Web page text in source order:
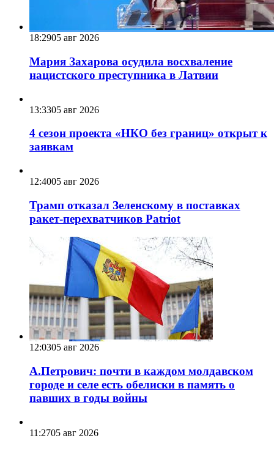
18:2905 авг 2026
Мария Захарова осудила восхваление
нацистского преступника в Латвии
13:3305 авг 2026
4 сезон проекта «НКО без границ» открыт к
заявкам
12:4005 авг 2026
Трамп отказал Зеленскому в поставках
ракет-перехватчиков Patriot
12:0305 авг 2026
А.Петрович: почти в каждом молдавском
городе и селе есть обелиски в память о
павших в годы войны
11:2705 авг 2026